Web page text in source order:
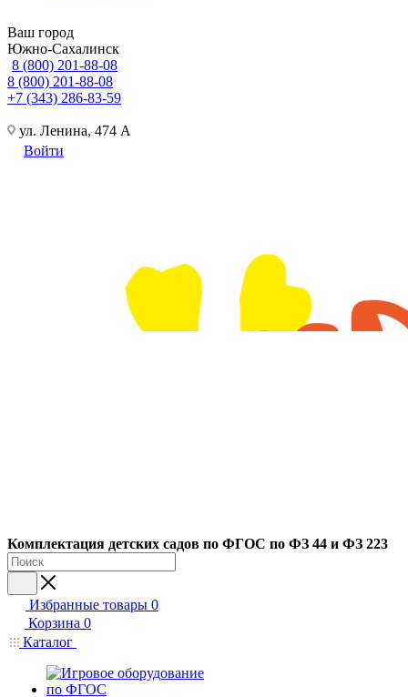
Ваш город
Южно-Сахалинск
8 (800) 201-88-08
8 (800) 201-88-08
+7 (343) 286-83-59
ул. Ленина, 474 А
Войти
Комплектация детских садов по ФГОC по ФЗ 44 и ФЗ 223
Избранные товары 0
Корзина 0
Каталог